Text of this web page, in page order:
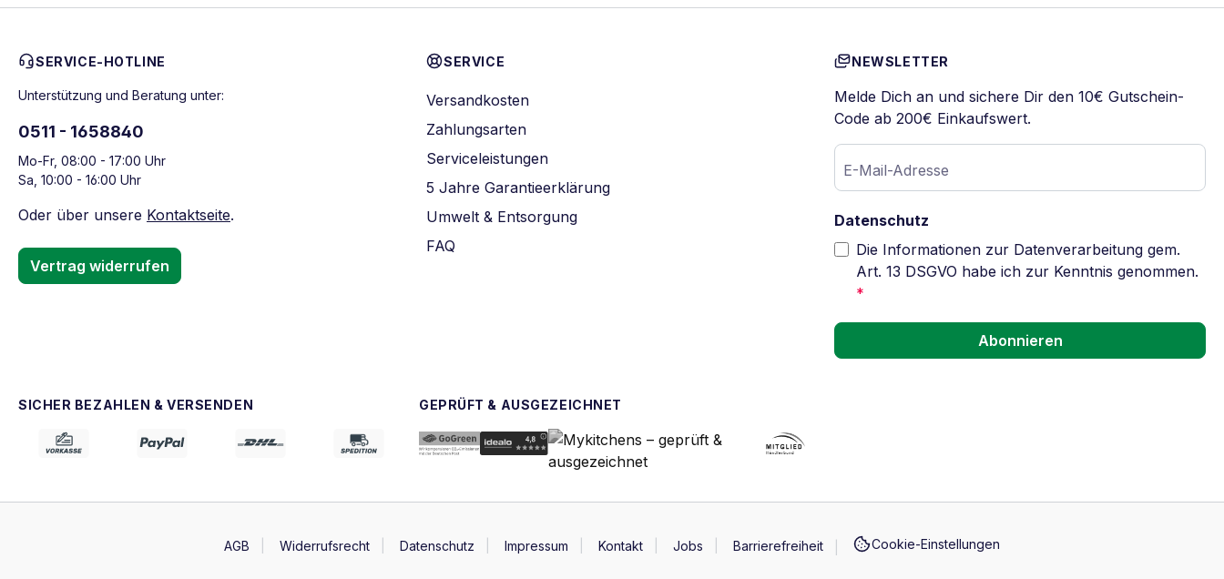
SERVICE-HOTLINE
Unterstützung und Beratung unter:
0511 - 1658840
Mo-Fr, 08:00 - 17:00 Uhr
Sa, 10:00 - 16:00 Uhr
Oder über unsere Kontaktseite.
Vertrag widerrufen
SERVICE
Versandkosten
Zahlungsarten
Serviceleistungen
5 Jahre Garantieerklärung
Umwelt & Entsorgung
FAQ
NEWSLETTER
Melde Dich an und sichere Dir den 10€ Gutschein-
Code ab 200€ Einkaufswert.
E-Mail-Adresse
Datenschutz
Die Informationen zur Datenverarbeitung gem.
Art. 13 DSGVO habe ich zur Kenntnis genommen.
*
Abonnieren
SICHER BEZAHLEN & VERSENDEN GEPRÜFT & AUSGEZEICHNET
AGB Widerrufsrecht Datenschutz Impressum Kontakt Jobs Barrierefreiheit Cookie-Einstellungen